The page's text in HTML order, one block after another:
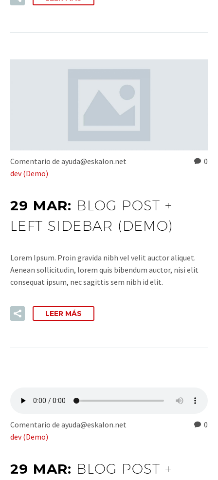
0
Comentario de ayuda@eskalon.net
dev (Demo)
29 MAR: BLOG POST +
LEFT SIDEBAR (DEMO)
Lorem Ipsum. Proin gravida nibh vel velit auctor aliquet.
Aenean sollicitudin, lorem quis bibendum auctor, nisi elit
consequat ipsum, nec sagittis sem nibh id elit.
LEER MÁS
0
Comentario de ayuda@eskalon.net
dev (Demo)
29 MAR: BLOG POST +